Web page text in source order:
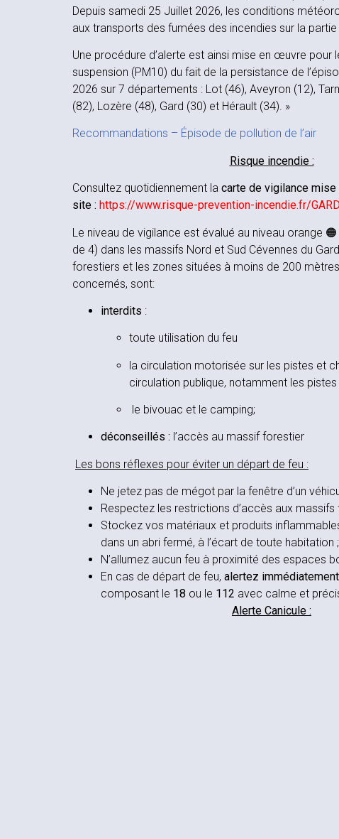
Depuis samedi 25 Juillet 2026, les conditions
aux transports des fumées des incendies sur la partie
Une procédure d’alerte est ainsi mise en œuvre pour
suspension (PM10) du fait de la persistance de
2026 sur 7 départements : Lot (46), Aveyron (12),
(82), Lozère (48), Gard (30) et Hérault (34). »
Recommandations – Épisode de pollution de l’air
Risque incendie :
Consultez quotidiennement la carte de vigilance
site : https://www.risque-prevention-incendie.fr/
Le niveau de vigilance est évalué au niveau orange
de 4) dans les massifs Nord et Sud Cévennes du
forestiers et les zones situées à moins de 200
concernés, sont:
interdits :
toute utilisation du feu
la circulation motorisée sur les pistes et
circulation publique, notamment les pistes
le bivouac et le camping;
déconseillés : l’accès au massif forestier
Les bons réflexes pour éviter un départ de feu :
Ne jetez pas de mégot par la fenêtre d’un
Respectez les restrictions d’accès aux massifs
Stockez vos matériaux et produits
dans un abri fermé, à l’écart de toute habitation ;
N’allumez aucun feu à proximité des espaces
En cas de départ de feu, alertez
composant le 18 ou le 112 avec calme et
Alerte Canicule :